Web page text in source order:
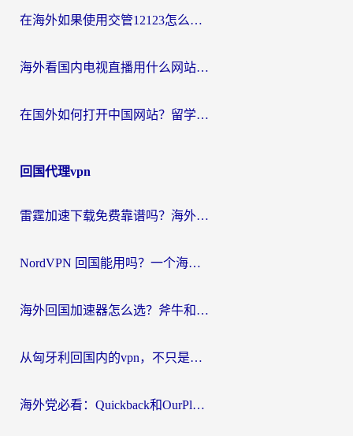
在海外如果使用交管12123怎么处理？留学生亲测有效的回国加速方案
海外看国内电视直播用什么网站比较好？一篇解决你所有追剧难题的实用指南
在国外如何打开中国网站？留学生与海外华人的无缝访问指南
回国代理vpn
雷霆加速下载免费靠谱吗？海外党选回国加速器的避坑指南（附热门工具对比）
NordVPN 回国能用吗？一个海外用户必须面对的真实困境
海外回国加速器怎么选？斧牛和海龟哪个好？一篇帮你避开坑的实用指南
从匈牙利回国内的vpn，不只是为了刷剧那么简单
海外党必看：Quickback和OurPlay好用吗？3分钟选对回国加速器，无缝刷剧玩游戏